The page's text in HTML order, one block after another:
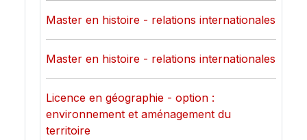
Master en histoire - relations internationales
Master en histoire - relations internationales
Licence en géographie - option :
environnement et aménagement du
territoire